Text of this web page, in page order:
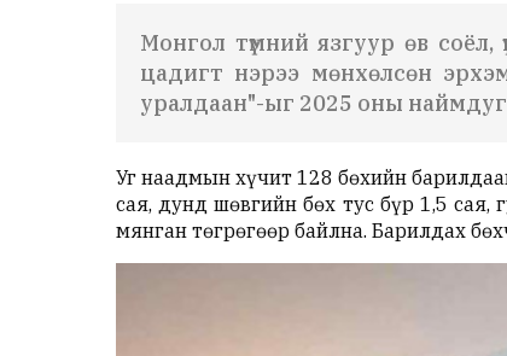
Монгол түмний язгуур өв соёл,
цадигт нэрээ мөнхөлсөн
уралдаан"-ыг 2025 оны
Уг наадмын хүчит 128 бөхийн
сая, дунд шөвгийн бөх тус бүр 1,5 сая,
мянган төгрөгөөр байлна. Барилдах